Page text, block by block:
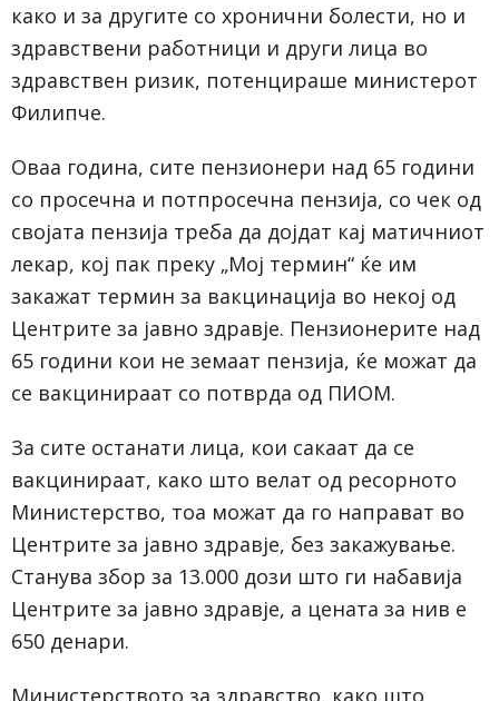
како и за другите со хронични болести, но и
здравствени работници и други лица во
здравствен ризик, потенцираше министерот
Филипче.
Оваа година, сите пензионери над 65 години
со просечна и потпросечна пензија, со чек од
својата пензија треба да дојдат кај матичниот
лекар, кој пак преку „Мој термин“ ќе им
закажат термин за вакцинација во некој од
Центрите за јавно здравје. Пензионерите над
65 години кои не земаат пензија, ќе можат да
се вакцинираат со потврда од ПИОМ.
За сите останати лица, кои сакаат да се
вакцинираат, како што велат од ресорното
Министерство, тоа можат да го направат во
Центрите за јавно здравје, без закажување.
Станува збор за 13.000 дози што ги набавија
Центрите за јавно здравје, а цената за нив е
650 денари.
Министерството за здравство, како што